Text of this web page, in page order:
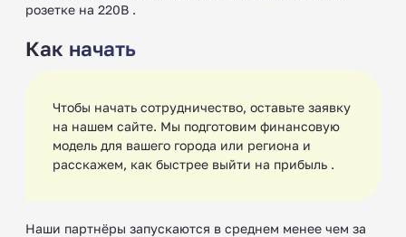
розетке на 220В .
Как начать
Чтобы начать сотрудничество, оставьте заявку
на нашем сайте. Мы подготовим финансовую
модель для вашего города или региона и
расскажем, как быстрее выйти на прибыль .
Наши партнёры запускаются в среднем менее чем за